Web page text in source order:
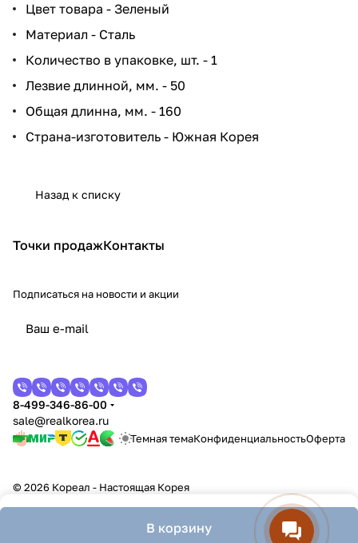
Цвет товара - Зеленый
Материал - Сталь
Количество в упаковке, шт. - 1
Лезвие длинной, мм. - 50
Общая длинна, мм. - 160
Страна-изготовитель - Южная Корея
Назад к списку
В корзину
Точки продажКонтакты
Подписаться на новости и акции
8-499-346-86-00
sale@realkorea.ru
Темная темаКонфиденциальностьОферта
© 2026 Кореал - Настоящая Корея